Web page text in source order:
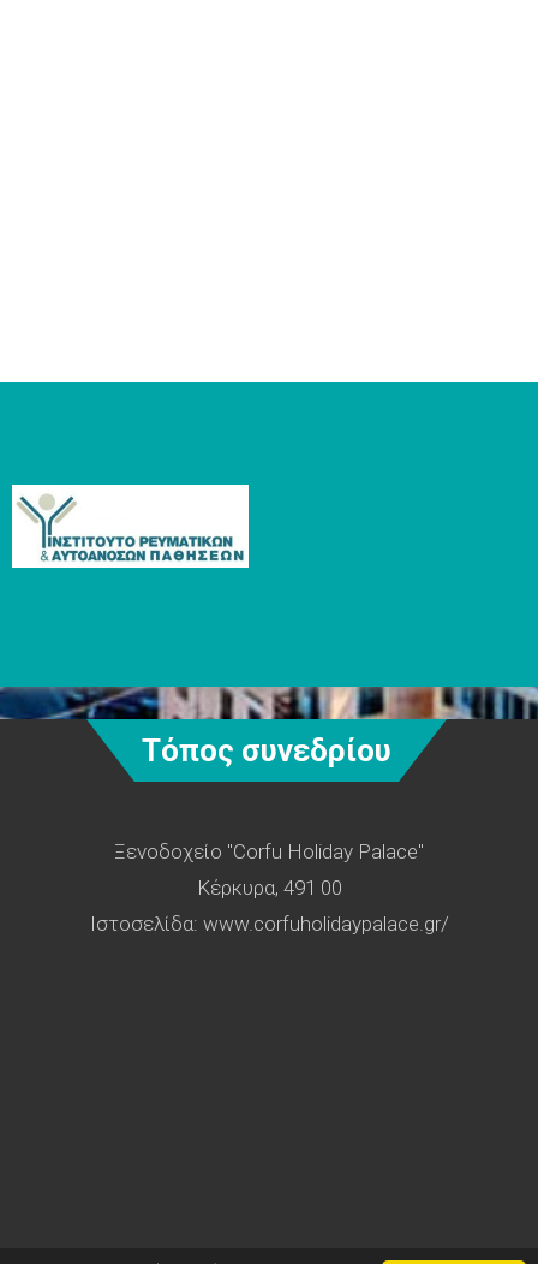
Τόπος συνεδρίου
Ξενοδοχείο "Corfu Holiday Palace"
Kέρκυρα, 491 00
Ιστοσελίδα: www.corfuholidaypalace.gr/